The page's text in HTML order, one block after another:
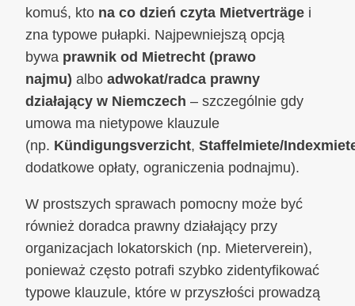
komuś, kto na co dzień czyta Mietverträge i
zna typowe pułapki. Najpewniejszą opcją
bywa prawnik od Mietrecht (prawo
najmu) albo adwokat/radca prawny
działający w Niemczech – szczególnie gdy
umowa ma nietypowe klauzule
(np. Kündigungsverzicht, Staffelmiete/
dodatkowe opłaty, ograniczenia podnajmu).
W prostszych sprawach pomocny może być
również doradca prawny działający przy
organizacjach lokatorskich (np. Mieterverein),
ponieważ często potrafi szybko zidentyfikować
typowe klauzule, które w przyszłości prowadzą